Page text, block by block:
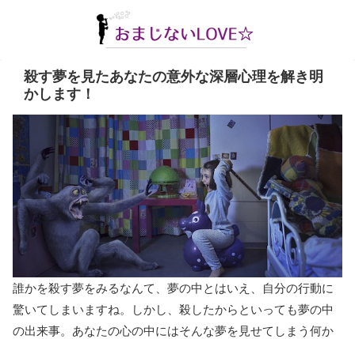
殺す夢を見たあなたの意外な深層心理を解き明
かします！
誰かを殺す夢をみるなんて、夢の中とはいえ、自分の行動に
驚いてしまいますね。しかし、殺したからといっても夢の中
の出来事。あなたの心の中にはそんな夢を見せてしまう何か